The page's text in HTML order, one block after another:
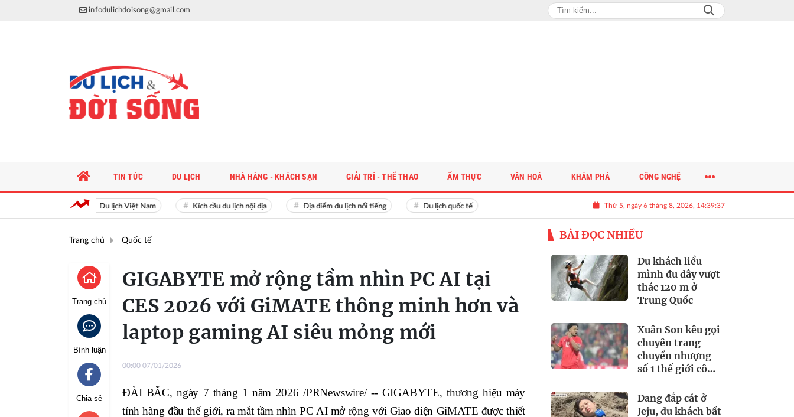
infodulichdoisong@gmail.com
Du lịch Việt Nam Kích cầu du lịch nội địa Địa điểm du lịch nổi tiếng Du lịch quốc tế Thứ 5, ngày 6 tháng 8, 2026, 14:39:39
TIN TỨC DU LỊCH NHÀ HÀNG - KHÁCH SẠN GIẢI TRÍ - THỂ THAO ẨM THỰC VĂN HOÁ KHÁM PHÁ CÔNG NGHỆ
Trang chủ Quốc tế
Trang chủ
Bình luận
Chia sẻ
GIGABYTE mở rộng tầm nhìn PC AI tại
CES 2026 với GiMATE thông minh hơn và
laptop gaming AI siêu mỏng mới
00:00 07/01/2026
ĐÀI BẮC, ngày 7 tháng 1 năm 2026 /PRNewswire/ -- GIGABYTE, thương hiệu máy
tính hàng đầu thế giới, ra mắt tầm nhìn PC AI mở rộng với Giao diện GiMATE được thiết
BÀI ĐỌC NHIỀU
Du khách liều
mình đu dây vượt
thác 120 m ở
Trung Quốc
Xuân Son kêu gọi
chuyên trang
chuyển nhượng
số 1 thế giới công
Việt Nam
Đang đắp cát ở
Jeju, du khách bất